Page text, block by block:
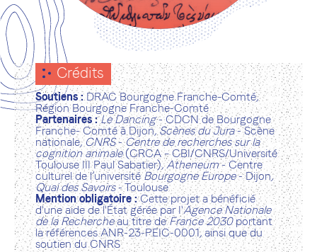
Crédits
Soutiens :DRAC Bourgogne Franche-Comté,
Région Bourgogne Franche-Comté
Partenaires : Le Dancing- CDCN de Bourgogne
Franche- Comté à Dijon,Scènes du Jura- Scène
nationale,CNRS-Centre de recherches sur la
cognition animale(CRCA – CBI/CNRS/Université
Toulouse III Paul Sabatier),Atheneum- Centre
culturel de l’universitéBourgogne Europe- Dijon,
Quai des Savoirs- Toulouse
Mention obligatoire :Cette projet a bénéficié
d'une aide de l'État gérée par I'Agence Nationale
de la Rechercheau titre deFrance 2030portant
la références ANR-23-PEIC-0001, ainsi que du
soutien du CNRS